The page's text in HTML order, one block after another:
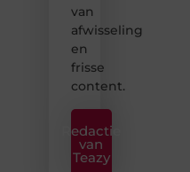
van
afwisseling
en
frisse
content.
Redactie
van
Teazy